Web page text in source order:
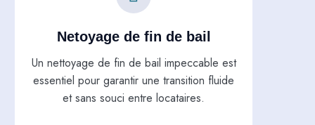
Netoyage de fin de bail
Un nettoyage de fin de bail impeccable est
essentiel pour garantir une transition fluide
et sans souci entre locataires.